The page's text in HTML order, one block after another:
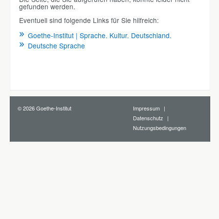
gefunden werden.
Eventuell sind folgende Links für Sie hilfreich:
Goethe-Institut | Sprache. Kultur. Deutschland.
Deutsche Sprache
© 2026 Goethe-Institut
Impressum
Datenschutz
Nutzungsbedingungen